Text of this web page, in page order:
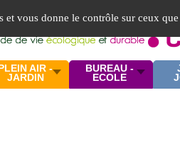
et vous donne le contrôle sur ceux
AIR -
JARDIN
BUREAU -
ECOLE